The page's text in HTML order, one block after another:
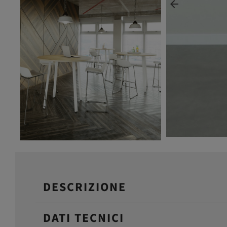
Precedente
arrow_back
DESCRIZIONE
DATI TECNICI